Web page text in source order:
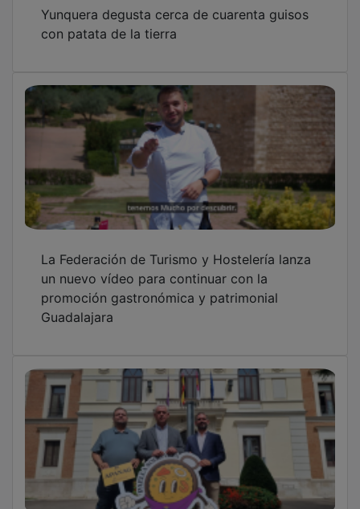
con patata de la tierra
un nuevo vídeo para continuar con la
promoción gastronómica y patrimonial
Guadalajara